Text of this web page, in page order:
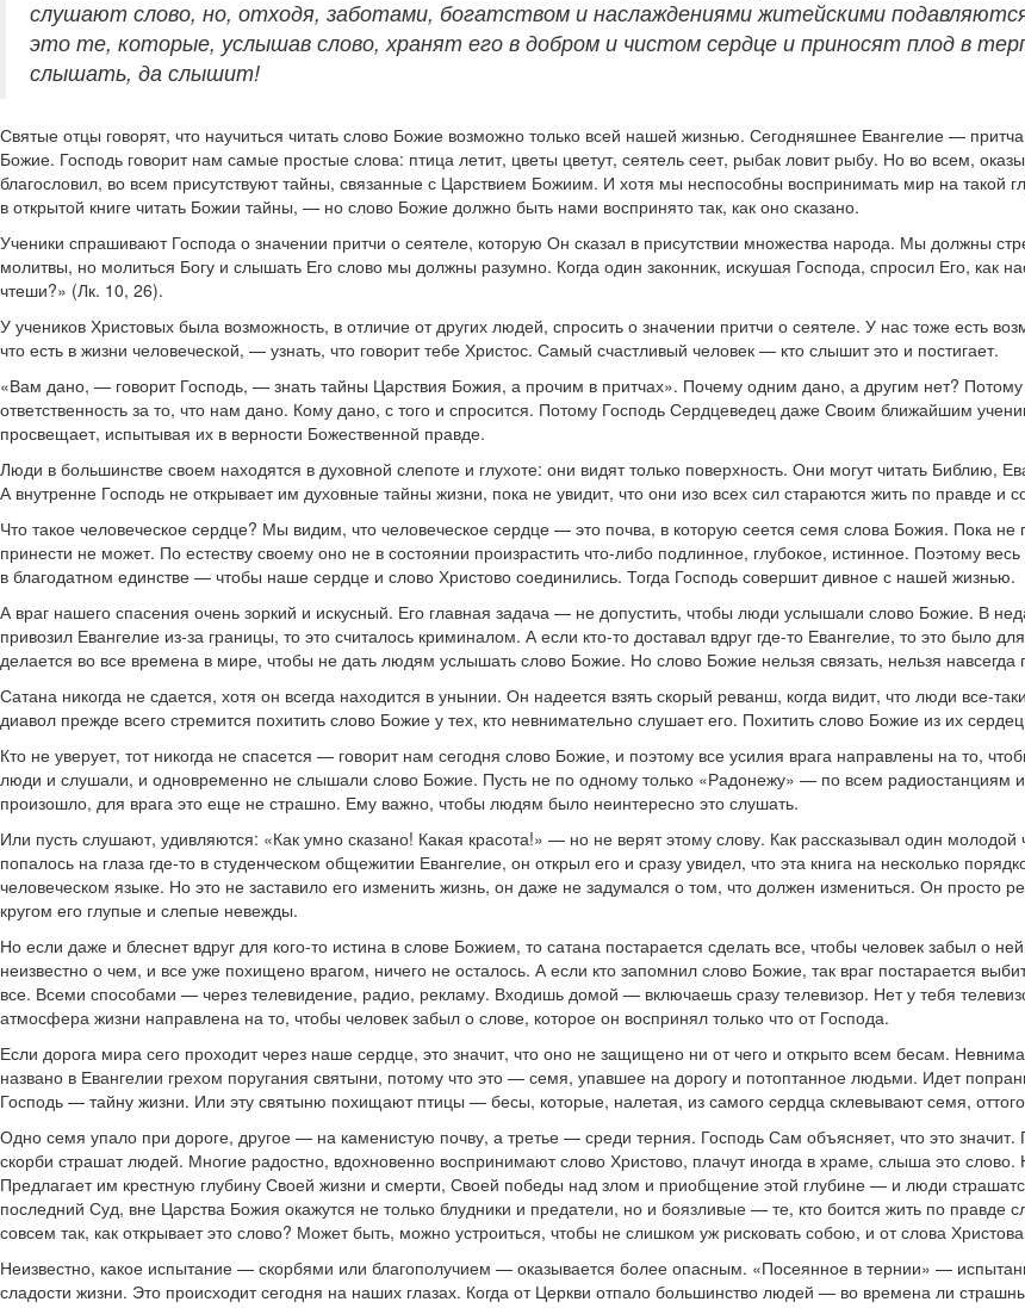
слушают слово, но, отходя, заботами, богатством и наслаждениями житейскими
это те, которые, услышав слово, хранят его в добром и чистом сердце и приносят плод в
слышать, да слышит!
Святые отцы говорят, что научиться читать слово Божие возможно только всей нашей жизнью. Сегодняшнее Евангелие —
Божие. Господь говорит нам самые простые слова: птица летит, цветы цветут, сеятель сеет, рыбак ловит рыбу. Но во всем,
благословил, во всем присутствуют тайны, связанные с Царствием Божиим. И хотя мы неспособны воспринимать мир на такой
в открытой книге читать Божии тайны, — но слово Божие должно быть нами воспринято так, как оно сказано.
Ученики спрашивают Господа о значении притчи о сеятеле, которую Он сказал в присутствии множества народа. Мы должны
молитвы, но молиться Богу и слышать Его слово мы должны разумно. Когда один законник, искушая Господа, спросил Его, как
чтеши?» (Лк. 10, 26).
У учеников Христовых была возможность, в отличие от других людей, спросить о значении притчи о сеятеле. У нас тоже есть
что есть в жизни человеческой, — узнать, что говорит тебе Христос. Самый счастливый человек — кто слышит это и постигает.
«Вам дано, — говорит Господь, — знать тайны Царствия Божия, а прочим в притчах». Почему одним дано, а другим нет?
ответственность за то, что нам дано. Кому дано, с того и спросится. Потому Господь Сердцеведец даже Своим ближайшим
просвещает, испытывая их в верности Божественной правде.
Люди в большинстве своем находятся в духовной слепоте и глухоте: они видят только поверхность. Они могут читать Библию,
А внутренне Господь не открывает им духовные тайны жизни, пока не увидит, что они изо всех сил стараются жить по правде и
Что такое человеческое сердце? Мы видим, что человеческое сердце — это почва, в которую сеется семя слова Божия. Пока
принести не может. По естеству своему оно не в состоянии произрастить что-либо подлинное, глубокое, истинное. Поэтому
в благодатном единстве — чтобы наше сердце и слово Христово соединились. Тогда Господь совершит дивное с нашей жизнью.
А враг нашего спасения очень зоркий и искусный. Его главная задача — не допустить, чтобы люди услышали слово Божие. В
привозил Евангелие из-за границы, то это считалось криминалом. А если кто-то доставал вдруг где-то Евангелие, то это было
делается во все времена в мире, чтобы не дать людям услышать слово Божие. Но слово Божие нельзя связать, нельзя навсегда
Сатана никогда не сдается, хотя он всегда находится в унынии. Он надеется взять скорый реванш, когда видит, что люди все-
диавол прежде всего стремится похитить слово Божие у тех, кто невнимательно слушает его. Похитить слово Божие из их
Кто не уверует, тот никогда не спасется — говорит нам сегодня слово Божие, и поэтому все усилия врага направлены на то,
люди и слушали, и одновременно не слышали слово Божие. Пусть не по одному только «Радонежу» — по всем радиостанциям
произошло, для врага это еще не страшно. Ему важно, чтобы людям было неинтересно это слушать.
Или пусть слушают, удивляются: «Как умно сказано! Какая красота!» — но не верят этому слову. Как рассказывал один
попалось на глаза где-то в студенческом общежитии Евангелие, он открыл его и сразу увидел, что эта книга на несколько
человеческом языке. Но это не заставило его изменить жизнь, он даже не задумался о том, что должен измениться. Он просто
кругом его глупые и слепые невежды.
Но если даже и блеснет вдруг для кого-то истина в слове Божием, то сатана постарается сделать все, чтобы человек забыл
неизвестно о чем, и все уже похищено врагом, ничего не осталось. А если кто запомнил слово Божие, так враг постарается
все. Всеми способами — через телевидение, радио, рекламу. Входишь домой — включаешь сразу телевизор. Нет у тебя
атмосфера жизни направлена на то, чтобы человек забыл о слове, которое он воспринял только что от Господа.
Если дорога мира сего проходит через наше сердце, это значит, что оно не защищено ни от чего и открыто всем бесам.
названо в Евангелии грехом поругания святыни, потому что это — семя, упавшее на дорогу и потоптанное людьми. Идет
Господь — тайну жизни. Или эту святыню похищают птицы — бесы, которые, налетая, из самого сердца склевывают семя,
Одно семя упало при дороге, другое — на каменистую почву, а третье — среди терния. Господь Сам объясняет, что это
скорби страшат людей. Многие радостно, вдохновенно воспринимают слово Христово, плачут иногда в храме, слыша это слово.
Предлагает им крестную глубину Своей жизни и смерти, Своей победы над злом и приобщение этой глубине — и люди
последний Суд, вне Царства Божия окажутся не только блудники и предатели, но и боязливые — те, кто боится жить по
совсем так, как открывает это слово? Может быть, можно устроиться, чтобы не слишком уж рисковать собою, и от слова
Неизвестно, какое испытание — скорбями или благополучием — оказывается более опасным. «Посеянное в тернии» —
сладости жизни. Это происходит сегодня на наших глазах. Когда от Церкви отпало большинство людей — во времена ли